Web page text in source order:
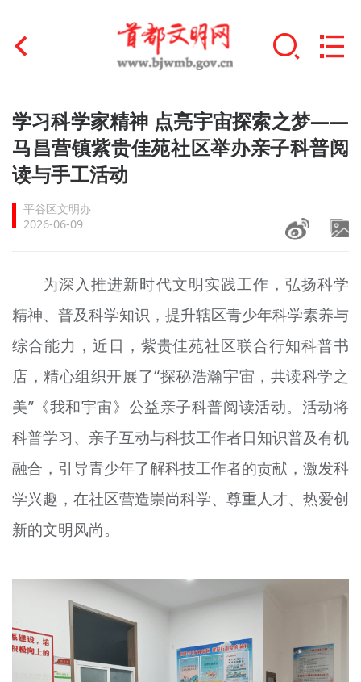
首页
文明创建
+
文明实践
文明培育
+
榜样人物
+
身边好人
文明评论
北京宣传文化引导基金
宣传思想文化人才
专题
资料库
学习科学家精神 点亮宇宙探索之梦——
马昌营镇紫贵佳苑社区举办亲子科普阅
读与手工活动
平谷区文明办
2026-06-09
为深入推进新时代文明实践工作，弘扬科学
精神、普及科学知识，提升辖区青少年科学素养与
综合能力，近日，紫贵佳苑社区联合行知科普书
店，精心组织开展了“探秘浩瀚宇宙，共读科学之
美”《我和宇宙》公益亲子科普阅读活动。活动将
科普学习、亲子互动与科技工作者日知识普及有机
融合，引导青少年了解科技工作者的贡献，激发科
学兴趣，在社区营造崇尚科学、尊重人才、热爱创
新的文明风尚。